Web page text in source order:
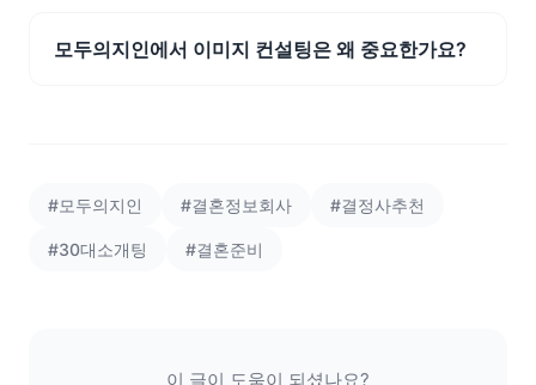
모두의지인에서 이미지 컨설팅은 왜 중요한가요?
#모두의지인 #결혼정보회사 #결정사추천
#30대소개팅 #결혼준비
이 글이 도움이 되셨나요?